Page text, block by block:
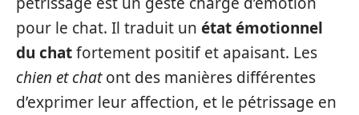
pour le chat. Il traduit un état émotionnel
du chatfortement positif et apaisant. Les
chien et chatont des manières différentes
d’exprimer leur affection, et le pétrissage en